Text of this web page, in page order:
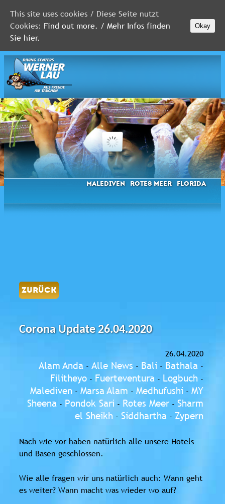
MALEDIVEN
ROTES
MEER
FLORIDA
Newsletter
Malediven Rotes Meer Florida
ZURÜCK
Corona Update 26.04.2020
26.04.2020
Alam Anda - Alle News - Bali - Bathala -
Filitheyo - Fuerteventura - Logbuch -
Malediven - Marsa Alam - Medhufushi - MY
Sheena - Pondok Sari - Rotes Meer- Sharm
el Sheikh - Siddhartha - Zypern
Nach wie vor haben natürlich alle unsere Hotels
und Basen geschlossen.
Wie alle fragen wir uns natürlich auch: Wann geht
es weiter? Wann macht was wieder wo auf?
This site uses cookies / Diese Seite nutzt
Cookies: Find out more. / Mehr Infos finden
Sie hier.
Okay